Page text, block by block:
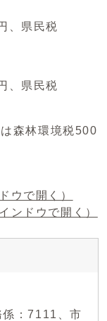
、県民税
、県民税
森林環境税500
ウで開く）
ンドウで開く）
：7111、市